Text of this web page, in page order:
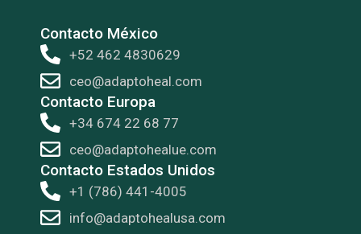
Contacto México
+52 462 4830629
ceo@adaptoheal.com
Contacto Europa
+34 674 22 68 77
ceo@adaptohealue.com
Contacto Estados Unidos
+1 (786) 441-4005
info@adaptohealusa.com